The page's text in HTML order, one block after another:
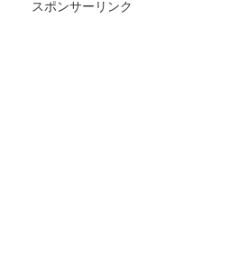
スポンサーリンク